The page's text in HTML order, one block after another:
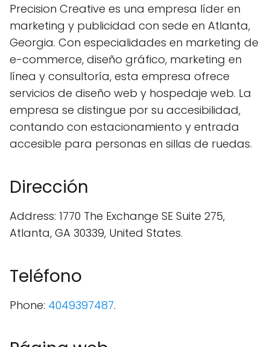
Precision Creative es una empresa líder en
marketing y publicidad con sede en Atlanta,
Georgia. Con especialidades en marketing de
e-commerce, diseño gráfico, marketing en
línea y consultoría, esta empresa ofrece
servicios de diseño web y hospedaje web. La
empresa se distingue por su accesibilidad,
contando con estacionamiento y entrada
accesible para personas en sillas de ruedas.
Dirección
Address: 1770 The Exchange SE Suite 275,
Atlanta, GA 30339, United States.
Teléfono
Phone: 4049397487.